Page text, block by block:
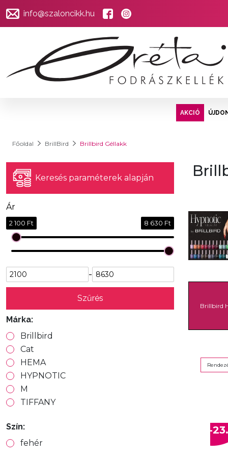
info@szaloncikk.hu
AKCIÓ
Főoldal BrillBird Brillbird Géllakk
Keresés paraméterek alapján
Ár
2 100 Ft 8 630 Ft
-
Szűrés
Márka:
Brillbird
Cat
HEMA
HYPNOTIC
M
TIFFANY
Szín:
fehér
Brillbird
-